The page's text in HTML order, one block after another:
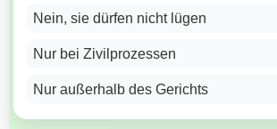
Nein, sie dürfen nicht lügen
Nur bei Zivilprozessen
Nur außerhalb des Gerichts